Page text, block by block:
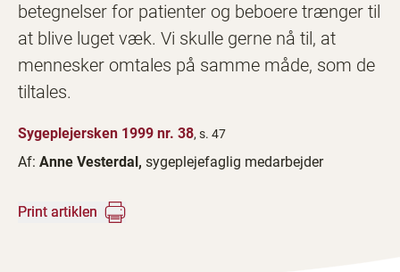
betegnelser for patienter og beboere trænger til
at blive luget væk. Vi skulle gerne nå til, at
mennesker omtales på samme måde, som de
tiltales.
Sygeplejersken 1999 nr. 38, s. 47
Af: Anne Vesterdal, sygeplejefaglig medarbejder
Print artiklen